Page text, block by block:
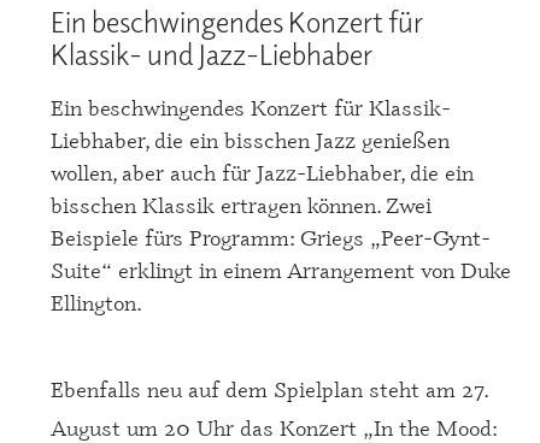
Ein beschwingendes Konzert für
Klassik- und Jazz-Liebhaber
Ein beschwingendes Konzert für Klassik-
Liebhaber, die ein bisschen Jazz genießen
wollen, aber auch für Jazz-Liebhaber, die ein
bisschen Klassik ertragen können. Zwei
Beispiele fürs Programm: Griegs „Peer-Gynt-
Suite“ erklingt in einem Arrangement von Duke
Ellington.
Ebenfalls neu auf dem Spielplan steht am 27.
August um 20 Uhr das Konzert „In the Mood: